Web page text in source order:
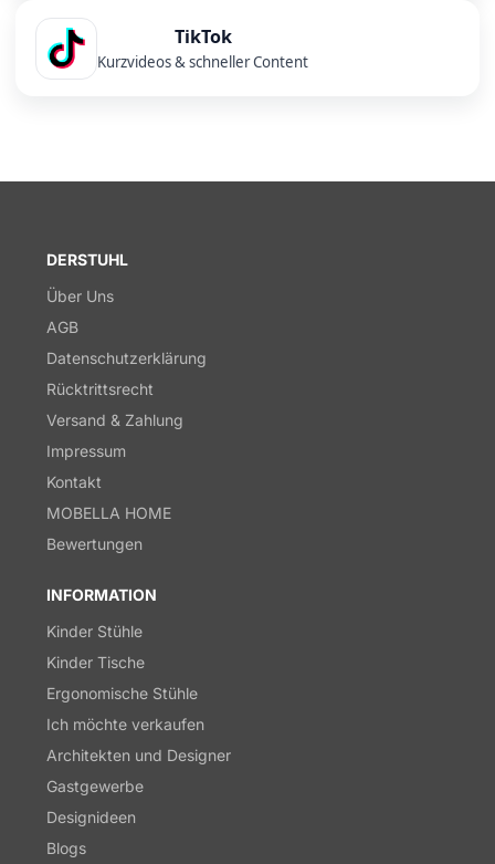
TikTok
Kurzvideos & schneller Content
DERSTUHL
Über Uns
AGB
Datenschutzerklärung
Rücktrittsrecht
Versand & Zahlung
Impressum
Kontakt
MOBELLA HOME
Bewertungen
INFORMATION
Kinder Stühle
Kinder Tische
Ergonomische Stühle
Ich möchte verkaufen
Architekten und Designer
Gastgewerbe
Designideen
Blogs